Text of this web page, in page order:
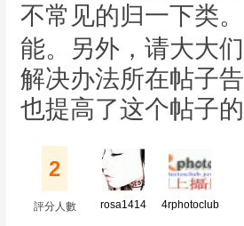
不常见的归一下类
能。另外，请大大
解决办法所在帖子
也提高了这个帖子
2
評分人數 rosa1414 4rphotoclub